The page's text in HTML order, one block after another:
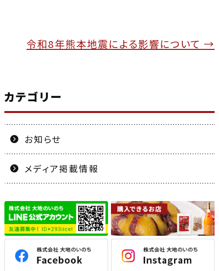
k
令和8年熊本地震による影響について →
カテゴリー
お知らせ
メディア掲載情報